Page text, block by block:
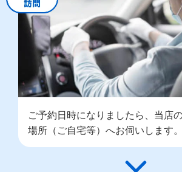
ご予約日時になりましたら、当店
場所（ご自宅等）へお伺いします。